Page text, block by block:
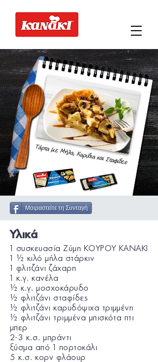
Τάρτα με Μήλα, Καρύδια και Σταφίδες
Μοιραστείτε τη Συνταγή
Υλικά
1 συσκευασία Ζύμη ΚΟΥΡΟΥ KANAKI
1 ½ κιλό μήλα στάρκιν
1 φλιτζάνι ζάχαρη
1 κ.γ. κανέλα
½ κ.γ. μοσχοκάρυδο
½ φλιτζάνι σταφίδες
½ φλιτζάνι καρυδόψιχα τριμμένη
½ φλιτζάνι τριμμένα μπισκότα πτι
μπερ
2-3 κ.σ. μπράντι
ξύσμα από 1 πορτοκάλι
5 κ.σ. κορν φλάουρ